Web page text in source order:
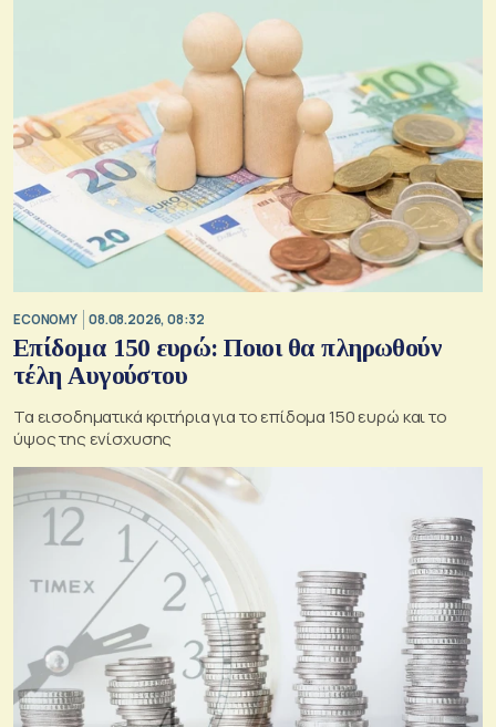
ECONOMY 08.08.2026, 08:32
Επίδομα 150 ευρώ: Ποιοι θα πληρωθούν
τέλη Αυγούστου
Τα εισοδηματικά κριτήρια για το επίδομα 150 ευρώ και το
ύψος της ενίσχυσης